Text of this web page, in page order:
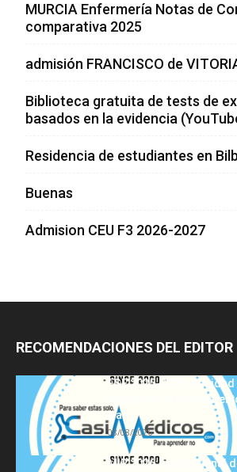
MURCIA Enfermería Notas de
comparativa 2025
admisión FRANCISCO de
Biblioteca gratuita de tests de
basados en la evidencia
Residencia de estudiantes en
Buenas
Admision CEU F3 2026-2027
RECOMENDACIONES DEL EDITOR
FSE 2025-2026:
plazas del
tras...
08/08/2026
MIR 2026: análisis final